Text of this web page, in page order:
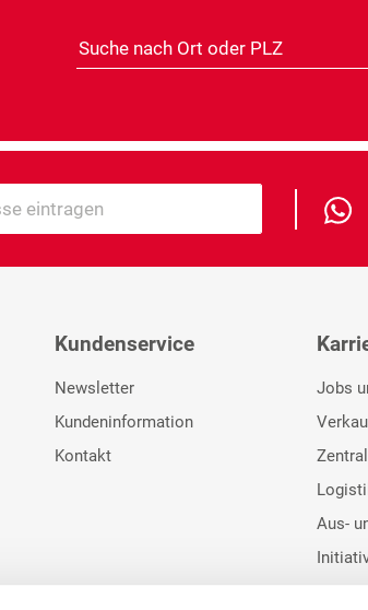
Distanz
Kundenservice
Newsletter
Kundeninformation
Kontakt
Jobs
Aus-